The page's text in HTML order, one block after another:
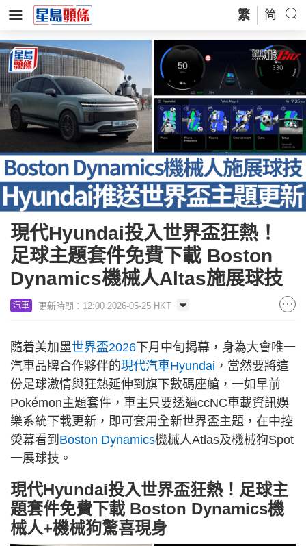
繁 简
現代Hyundai投入世界盃狂熱！
足球主題套件免費下載 Boston
Dynamics機械人Altas施展球技
汽車 更新時間：12:00 2026-05-25 HKT
隨着美加墨世界盃2026 下月中旬揭幕，身為大會唯一
汽車品牌合作夥伴的現代汽車Hyundai ，當然要將這
份足球激情與狂熱延伸到旗下數碼座艙，一如早前
Pokémon主題套件，車主只要透過ccNC車載資訊娛
樂系統下載更新，即可套用全新世界盃主題，在中控
熒幕看到 Boston Dynamics機械人Atlas及機械狗Spot
一展球技。
現代Hyundai投入世界盃狂熱！足球主
題套件免費下載 Boston Dynamics機
械人+機械狗驚喜現身